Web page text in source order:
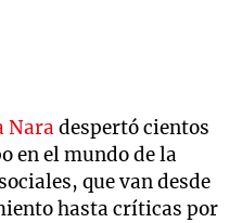
Nara despertó cientos
en el mundo de la
que van desde
hasta críticas por